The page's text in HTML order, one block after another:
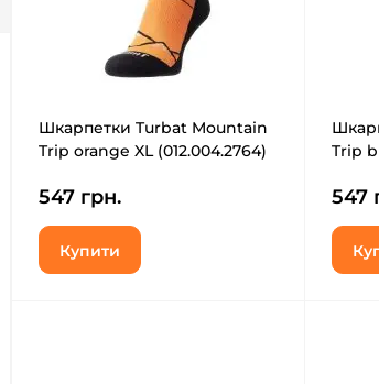
Шкарпетки Turbat Mountain
Trip orange XL (012.004.2764)
547 грн.
Купити
Trip
547